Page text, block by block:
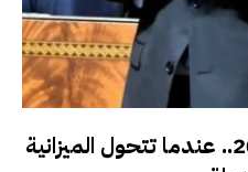
مشروع قانون المالية 2027.. عندما تتحول الميزانية